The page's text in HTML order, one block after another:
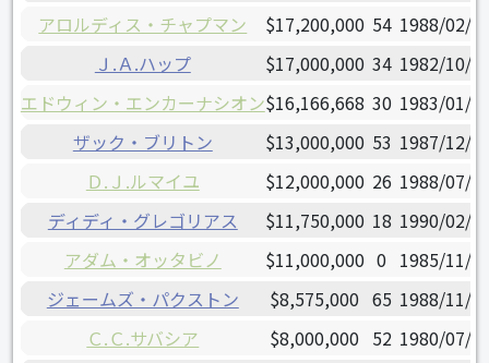
アロルディス・チャプマン
$17,200,000 54 1988/02/
Ｊ.Ａ.ハップ
$17,000,000 34 1982/10/
エドウィン・エンカーナシオン$16,166,668 30 1983/01/
ザック・ブリトン
$13,000,000 53 1987/12/
Ｄ.Ｊ.ルマイユ
$12,000,000 26 1988/07/
ディディ・グレゴリアス
$11,750,000 18 1990/02/
アダム・オッタビノ
$11,000,000 0 1985/11/
ジェームズ・パクストン
$8,575,000 65 1988/11/
Ｃ.Ｃ.サバシア
$8,000,000 52 1980/07/